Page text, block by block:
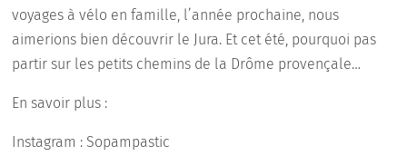
voyages à vélo en famille, l’année prochaine, nous
aimerions bien découvrir le Jura. Et cet été, pourquoi pas
partir sur les petits chemins de la Drôme provençale…
En savoir plus :
Instagram : Sopampastic